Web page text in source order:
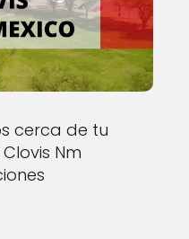
cerca de tu
Nm